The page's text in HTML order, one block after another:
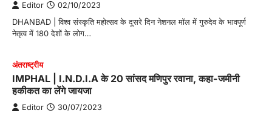
Editor 02/10/2023
DHANBAD | विश्व संस्कृति महोत्सव के दूसरे दिन नेशनल मॉल में गुरुदेव के भावपूर्ण
नेतृत्व में 180 देशों के लोग…
अंतराष्‍ट्रीय
IMPHAL | I.N.D.I.A के 20 सांसद मणिपुर रवाना, कहा-जमीनी
हकीकत का लेंगे जायजा
Editor 30/07/2023